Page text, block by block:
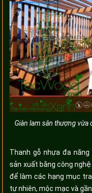
Giàn lam sân thượng vừa
Thanh gỗ nhựa đa
sản xuất bằng công
để làm các hạng mục
tự nhiên, mộc mạc và